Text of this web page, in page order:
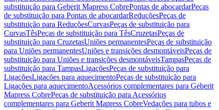
substituição para Geberit Mapress CobrePontas de abocardarPeças
de substituição para Pontas de abocardarReduçõesPeças de
substituição para ReduçõesCurvasPeças de substituição para
CurvasTêsPeças de substituição para TêsCruzetasPeças de
substituição para CruzetasUniões permanentesPeças de substituição
para Uniões permanentesUniões e transições desmontáveisPeças de
substituição para Uniões e transições desmontáveisTampasPeças de
substituição para TampasLigaçõesPeças de substituição para
LigaçõesLigações para aquecimentoPeças de substituição para
Ligações para aquecimentoAcessórios complementares para Geberit
Mapress CobrePeças de substituição para Acessórios
complementares para Geberit Mapress CobreVedações para tubos e